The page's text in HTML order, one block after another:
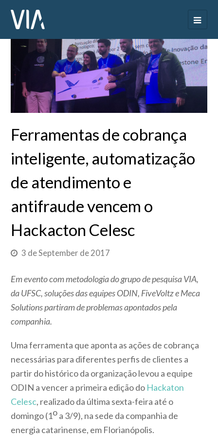
Ferramentas de cobrança
inteligente, automatização
de atendimento e
antifraude vencem o
Hackacton Celesc
3 de September de 2017
Em evento com metodologia do grupo de pesquisa VIA,
da UFSC, soluções das equipes ODIN, FiveVoltz e Meca
Solutions partiram de problemas apontados pela
companhia.
Uma ferramenta que aponta as ações de cobrança
necessárias para diferentes perfis de clientes a
partir do histórico da organização levou a equipe
ODIN a vencer a primeira edição do Hackaton
Celesc, realizado da última sexta-feira até o
domingo (1oa 3/9), na sede da companhia de
energia catarinense, em Florianópolis.